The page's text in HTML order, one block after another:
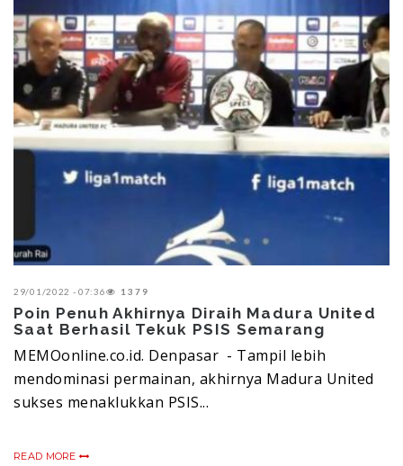
29/01/2022 - 07:36 1379
Poin Penuh Akhirnya Diraih Madura United
Saat Berhasil Tekuk PSIS Semarang
MEMOonline.co.id. Denpasar - Tampil lebih
mendominasi permainan, akhirnya Madura United
sukses menaklukkan PSIS...
READ MORE